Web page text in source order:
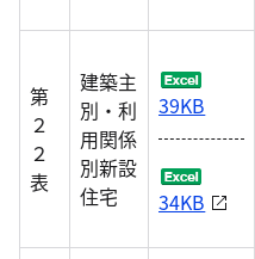
第
２
２
表
建築主
別・利
用関係
別新設
住宅
39KB
34KB